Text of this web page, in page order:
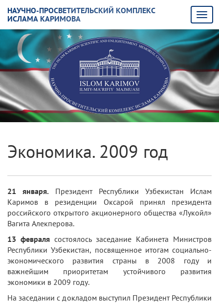
НАУЧНО-ПРОСВЕТИТЕЛЬСКИЙ КОМПЛЕКС
ИСЛАМА КАРИМОВА
Экономика. 2009 год
21 января. Президент Республики Узбекистан Ислам
Каримов в резиденции Оксарой принял президента
российского открытого акционерного общества «Лукойл»
Вагита Алекперова.
13 февралясостоялось заседание Кабинета Министров
Республики Узбекистан, посвященное итогам социально-
экономического развития страны в 2008 году и
важнейшим приоритетам устойчивого развития
экономики в 2009 году.
На заседании с докладом выступил Президент Республики